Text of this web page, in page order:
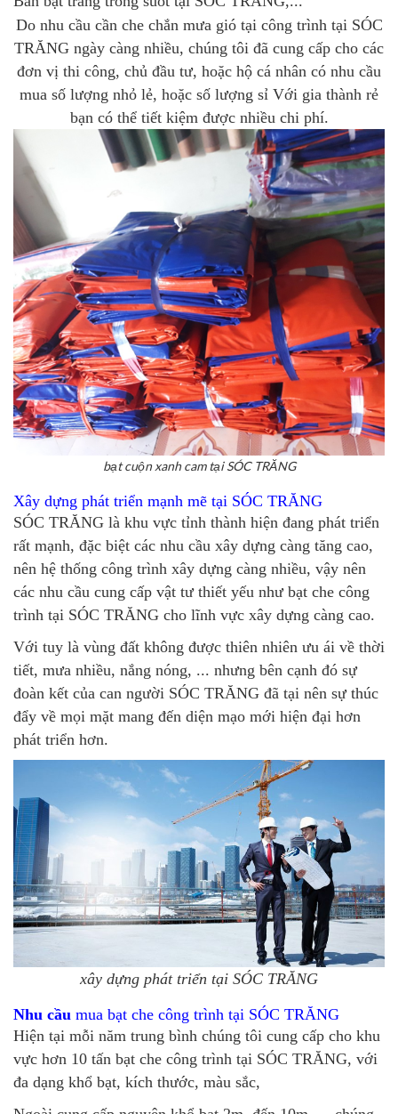
Do nhu cầu cần che chắn mưa gió tại công trình tại SÓC
TRĂNG ngày càng nhiều, chúng tôi đã cung cấp cho các
đơn vị thi công, chủ đầu tư, hoặc hộ cá nhân có nhu cầu
mua số lượng nhỏ lẻ, hoặc số lượng sỉ Với gia thành rẻ
bạn có thể tiết kiệm được nhiều chi phí.
bạt cuộn xanh cam tại SÓC TRĂNG
Xây dựng phát triển mạnh mẽ tại SÓC TRĂNG
SÓC TRĂNG là khu vực tỉnh thành hiện đang phát triển
rất mạnh, đặc biệt các nhu cầu xây dựng càng tăng cao,
nên hệ thống công trình xây dựng càng nhiều, vậy nên
các nhu cầu cung cấp vật tư thiết yếu như bạt che công
trình tại SÓC TRĂNG cho lĩnh vực xây dựng càng cao.
Với tuy là vùng đất không được thiên nhiên ưu ái về thời
tiết, mưa nhiều, nắng nóng, ... nhưng bên cạnh đó sự
đoàn kết của can người SÓC TRĂNG đã tại nên sự thúc
đẩy về mọi mặt mang đến diện mạo mới hiện đại hơn
phát triển hơn.
xây dựng phát triển tại SÓC TRĂNG
Nhu cầu mua bạt che công trình tại SÓC TRĂNG
Hiện tại mỗi năm trung bình chúng tôi cung cấp cho khu
vực hơn 10 tấn bạt che công trình tại SÓC TRĂNG, với
đa dạng khổ bạt, kích thước, màu sắc,